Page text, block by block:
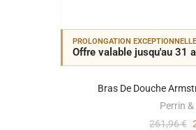
PROLONGATION EXCEPTIONNELLE
Offre valable jusqu'au 31
Bras De Douche
Perrin
261,96 €